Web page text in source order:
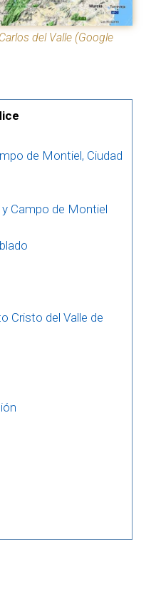
del Valle (Google
de Montiel, Ciudad
Campo de Montiel
Cristo del Valle de